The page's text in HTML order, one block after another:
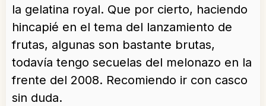
la gelatina royal. Que por cierto, haciendo
hincapié en el tema del lanzamiento de
frutas, algunas son bastante brutas,
todavía tengo secuelas del melonazo en la
frente del 2008. Recomiendo ir con casco
sin duda.